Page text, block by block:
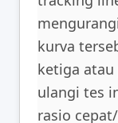
kurva
ketiga
ulangi tes
rasio